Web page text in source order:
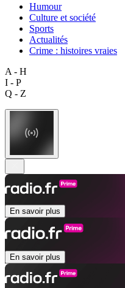
Humour
Culture et société
Sports
Actualités
Crime : histoires vraies
A - H
I - P
Q - Z
En savoir plus
En savoir plus